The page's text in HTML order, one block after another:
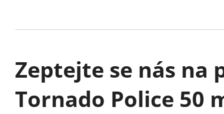
Zeptejte se nás
Tornado Police 50